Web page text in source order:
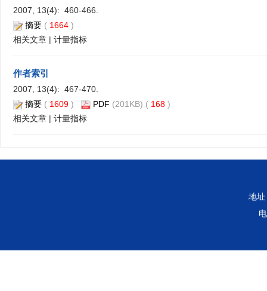
2007, 13(4): 460-466.
摘要 ( 1664 )
相关文章 | 计量指标
作者索引
2007, 13(4): 467-470.
摘要 ( 1609 ) PDF (201KB) ( 168 )
相关文章 | 计量指标
地